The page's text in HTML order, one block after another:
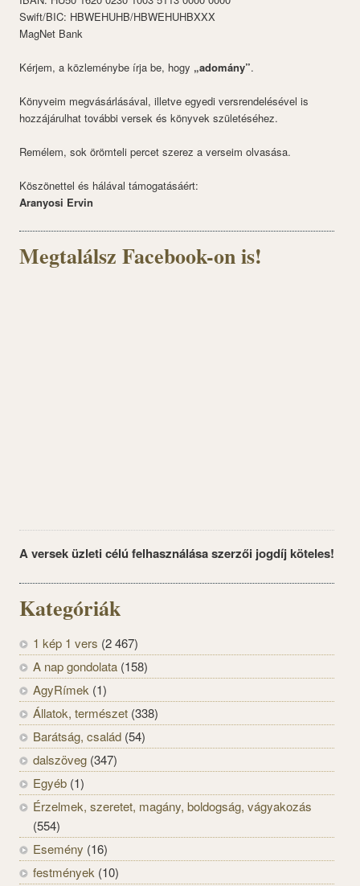
Swift/BIC: HBWEHUHB/HBWEHUHBXXX
MagNet Bank
Kérjem, a közleménybe írja be, hogy „adomány”.
Könyveim megvásárlásával, illetve egyedi versrendelésével is
hozzájárulhat további versek és könyvek születéséhez.
Remélem, sok örömteli percet szerez a verseim olvasása.
Köszönettel és hálával támogatásáért:
Aranyosi Ervin
Megtalálsz Facebook-on is!
A versek üzleti célú felhasználása szerzői jogdíj köteles!
Kategóriák
1 kép 1 vers (2 467)
A nap gondolata (158)
AgyRímek (1)
Állatok, természet (338)
Barátság, család (54)
dalszöveg (347)
Egyéb (1)
Érzelmek, szeretet, magány, boldogság, vágyakozás
(554)
Esemény (16)
festmények (10)